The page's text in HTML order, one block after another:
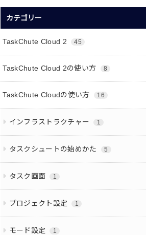
カテゴリー
TaskChute Cloud 2 45
TaskChute Cloud 2の使い方 8
TaskChute Cloudの使い方 16
インフラストラクチャー 1
タスクシュートの始めかた 5
タスク画面 1
プロジェクト設定 1
モード設定 1